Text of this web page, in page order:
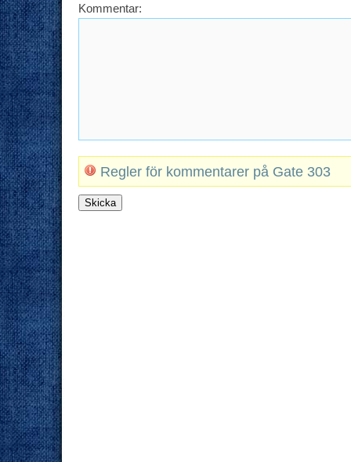
Kommentar:
Regler för kommentarer på Gate 303